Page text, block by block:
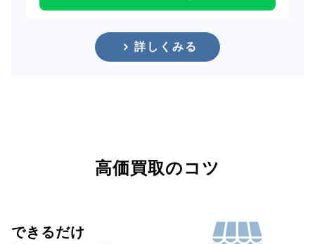
詳しくみる
高価買取のコツ
できるだけ